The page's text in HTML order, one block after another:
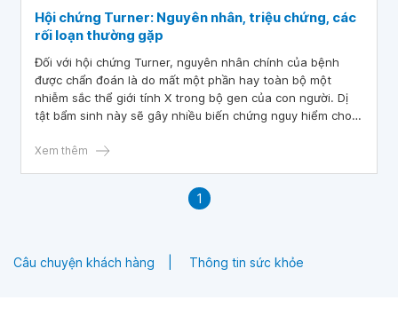
Hội chứng Turner: Nguyên nhân, triệu chứng, các
rối loạn thường gặp
Đối với hội chứng Turner, nguyên nhân chính của bệnh
được chẩn đoán là do mất một phần hay toàn bộ một
nhiễm sắc thể giới tính X trong bộ gen của con người. Dị
tật bẩm sinh này sẽ gây nhiều biến chứng nguy hiểm cho
Xem thêm
1
Câu chuyện khách hàng Thông tin sức khỏe